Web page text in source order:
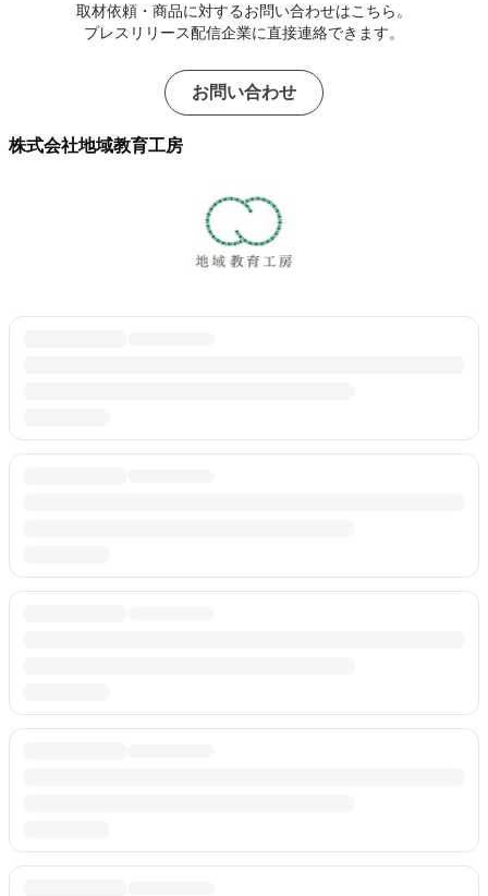
取材依頼・商品に対するお問い合わせはこちら。
プレスリリース配信企業に直接連絡できます。
お問い合わせ
株式会社地域教育工房